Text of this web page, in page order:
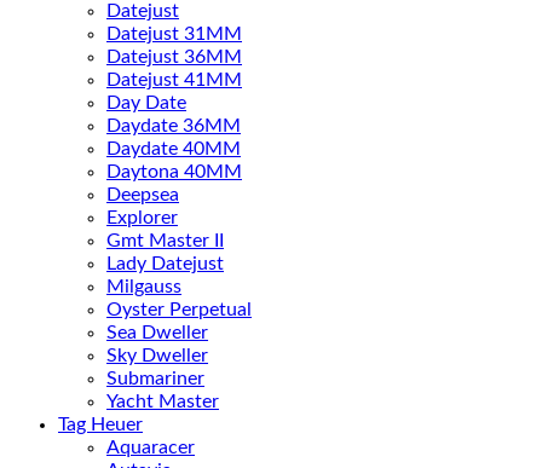
Datejust
Datejust 31MM
Datejust 36MM
Datejust 41MM
Day Date
Daydate 36MM
Daydate 40MM
Daytona 40MM
Deepsea
Explorer
Gmt Master II
Lady Datejust
Milgauss
Oyster Perpetual
Sea Dweller
Sky Dweller
Submariner
Yacht Master
Tag Heuer
Aquaracer